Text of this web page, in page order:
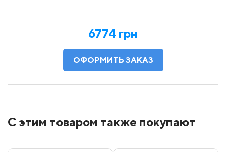
6774 грн
С этим товаром также покупают